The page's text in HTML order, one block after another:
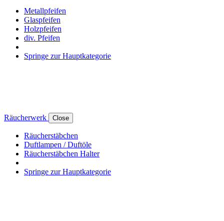
Metallpfeifen
Glaspfeifen
Holzpfeifen
div. Pfeifen
Springe zur Hauptkategorie
Räucherwerk Close
Räucherstäbchen
Duftlampen / Duftöle
Räucherstäbchen Halter
Springe zur Hauptkategorie